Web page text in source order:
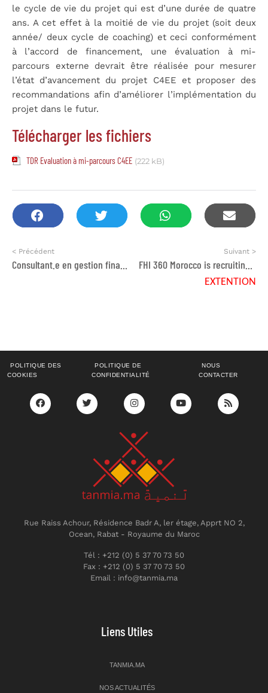
le cycle de vie du projet qui est d’une durée de quatre
ans. A cet effet à la moitié de vie du projet (soit deux
année/ deux cycle de coaching) et ceci conformément
à l’accord de financement, une évaluation à mi-
parcours externe devrait être réalisée pour mesurer
l’état d’avancement du projet C4EE et proposer des
recommandations afin d’améliorer l’implémentation du
projet dans le futur.
Télécharger les fichiers
TDR Evaluation à mi-parcours C4EE (222 kB)
< Précédent Suivant >
EXTENTION
POLITIQUE DES
COOKIES
POLITIQUE DE
CONFIDENTIALITÉ
NOUS
CONTACTER
Rue Raiss Achour, Résidence Badr A, ler étage, Apprt NO 2,
Ocean, Rabat - Royaume du Maroc
Tél : +212 (0) 5 37 70 73 50
Fax : +212 (0) 5 37 70 73 50
Email : info@tanmia.ma
Liens Utiles
TANMIA.MA
NOS ACTUALITÉS